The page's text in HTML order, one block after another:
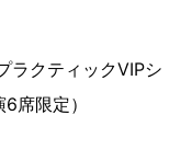
ラクティックVIPシ
席限定）